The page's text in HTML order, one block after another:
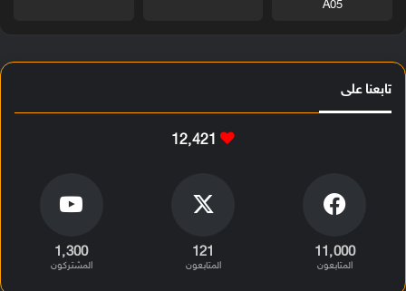
A05
تابعنا على
12٬421
11٬000
المتابعون
121
المتابعون
1٬300
المشتركون